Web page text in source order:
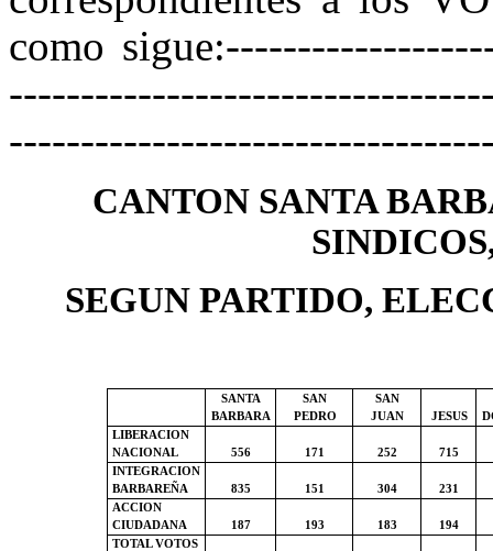
como
CANTON SANTA
SEGUN PARTIDO,
SANTA
BARBARA
SAN
PEDRO
SAN
JUAN
JESUS
LIBERACION
NACIONAL
556 171 252
715
INTEGRACION
BARBAREÑA
835 151 304
231
ACCION
CIUDADANA
187 193 183
194
TOTAL VOTOS